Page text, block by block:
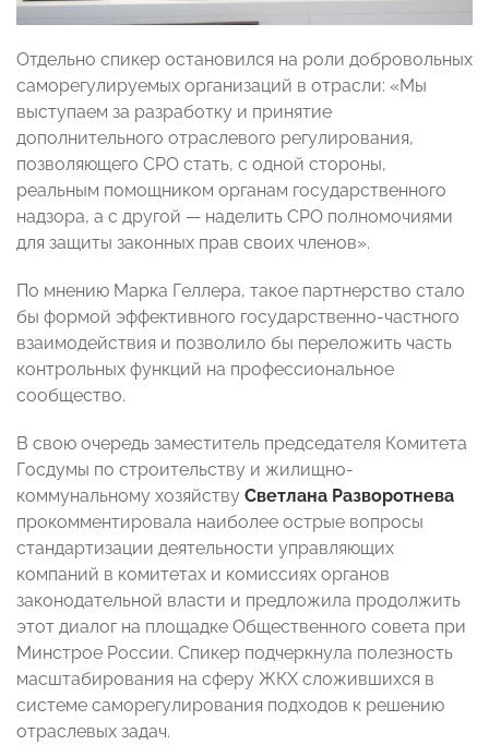
Отдельно спикер остановился на роли добровольных
саморегулируемых организаций в отрасли: «Мы
выступаем за разработку и принятие
дополнительного отраслевого регулирования,
позволяющего СРО стать, с одной стороны,
реальным помощником органам государственного
надзора, а с другой — наделить СРО полномочиями
для защиты законных прав своих членов».
По мнению Марка Геллера, такое партнерство стало
бы формой эффективного государственно-частного
взаимодействия и позволило бы переложить часть
контрольных функций на профессиональное
сообщество.
В свою очередь заместитель председателя Комитета
Госдумы по строительству и жилищно-
коммунальному хозяйству Светлана Разворотнева
прокомментировала наиболее острые вопросы
стандартизации деятельности управляющих
компаний в комитетах и комиссиях органов
законодательной власти и предложила продолжить
этот диалог на площадке Общественного совета при
Минстрое России. Спикер подчеркнула полезность
масштабирования на сферу ЖКХ сложившихся в
системе саморегулирования подходов к решению
отраслевых задач.